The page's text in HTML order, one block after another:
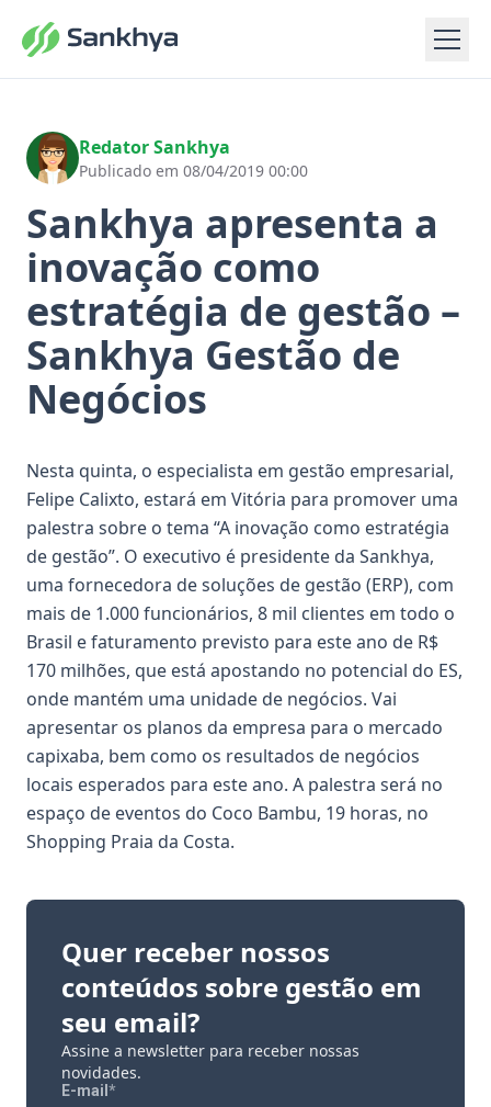
Redator Sankhya
Publicado em 08/04/2019 00:00
Sankhya apresenta a
inovação como
estratégia de gestão –
Sankhya Gestão de
Negócios
Nesta quinta, o especialista em gestão empresarial,
Felipe Calixto, estará em Vitória para promover uma
palestra sobre o tema “A inovação como estratégia
de gestão”. O executivo é presidente da Sankhya,
uma fornecedora de soluções de gestão (ERP), com
mais de 1.000 funcionários, 8 mil clientes em todo o
Brasil e faturamento previsto para este ano de R$
170 milhões, que está apostando no potencial do ES,
onde mantém uma unidade de negócios. Vai
apresentar os planos da empresa para o mercado
capixaba, bem como os resultados de negócios
locais esperados para este ano. A palestra será no
espaço de eventos do Coco Bambu, 19 horas, no
Shopping Praia da Costa.
Quer receber nossos
conteúdos sobre gestão em
seu email?
Assine a newsletter para receber nossas
novidades.
E-mail *